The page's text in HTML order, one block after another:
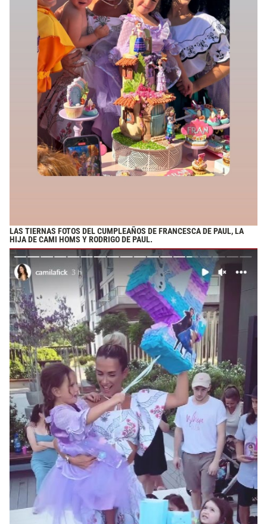
LAS TIERNAS FOTOS DEL CUMPLEAÑOS DE FRANCESCA DE PAUL, LA
HIJA DE CAMI HOMS Y RODRIGO DE PAUL.